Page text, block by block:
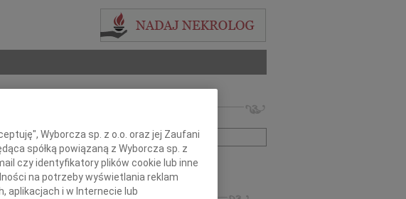
+ szukanie zaawansowane
INNE NEKROLOGI
Wyborcza sp. z o.o. oraz jej Zaufani
spółką powiązaną z Wyborcza sp. z
czy identyfikatory plików cookie lub inne
na potrzeby wyświetlania reklam
aplikacjach i w Internecie lub